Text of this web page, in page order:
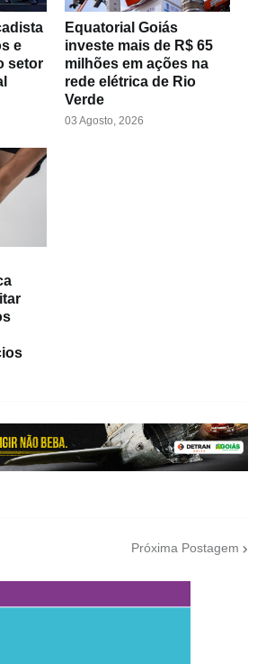
e
setor
Equatorial Goiás
investe mais de R$ 65
milhões em ações na
rede elétrica de Rio
Verde
03 Agosto, 2026
Próxima Postagem